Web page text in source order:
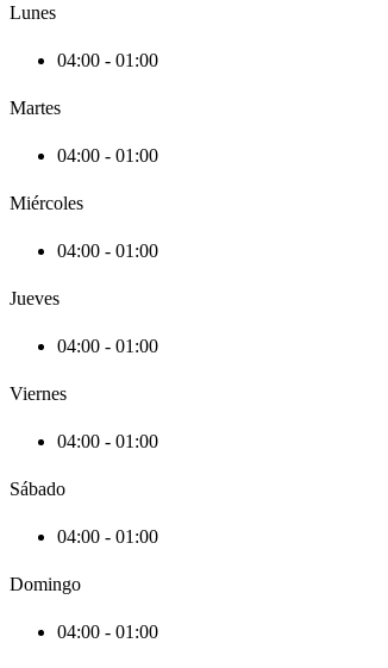
Lunes
04:00 - 01:00
Martes
04:00 - 01:00
Miércoles
04:00 - 01:00
Jueves
04:00 - 01:00
Viernes
04:00 - 01:00
Sábado
04:00 - 01:00
Domingo
04:00 - 01:00